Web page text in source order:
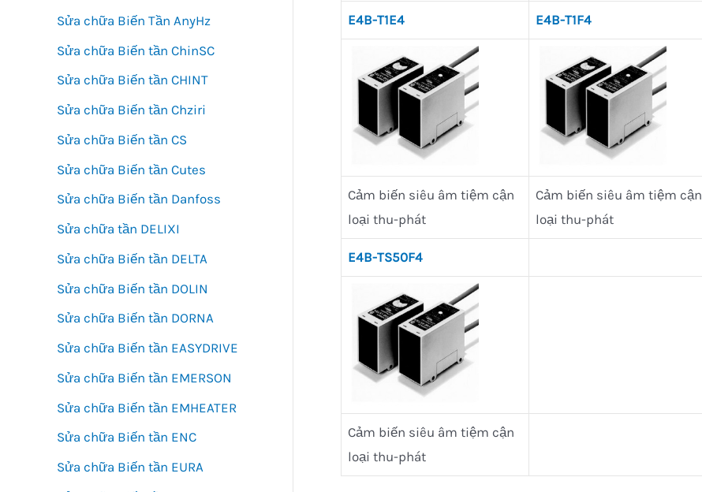
Sửa chữa Biến Tần AnyHz
Sửa chữa Biến tần ChinSC
Sửa chữa Biến tần CHINT
Sửa chữa Biến tần Chziri
Sửa chữa Biến tần CS
Sửa chữa Biến tần Cutes
Sửa chữa Biến tần Danfoss
Sửa chữa tần DELIXI
Sửa chữa Biến tần DELTA
Sửa chữa Biến tần DOLIN
Sửa chữa Biến tần DORNA
Sửa chữa Biến tần EASYDRIVE
Sửa chữa Biến tần EMERSON
Sửa chữa Biến tần EMHEATER
Sửa chữa Biến tần ENC
Sửa chữa Biến tần EURA
E4B-T1E4 E4B-T1F4
Cảm biến siêu âm tiệm cận
loại thu-phát
Cảm biến siêu âm tiệm cận
loại thu-phát
E4B-TS50F4
Cảm biến siêu âm tiệm cận
loại thu-phát